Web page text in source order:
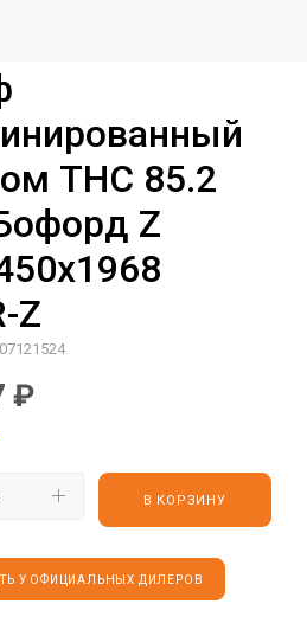
THC 85.2
Z
Z
₽
В КОРЗИНУ
У ОФИЦИАЛЬНЫХ ДИЛЕРОВ